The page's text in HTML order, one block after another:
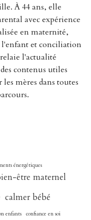
À 44 ans, elle
avec expérience
en maternité,
l'enfant et conciliation
l'actualité
contenus utiles
mères dans toutes
énergétiques
être maternel
calmer bébé
enfants confiance en soi